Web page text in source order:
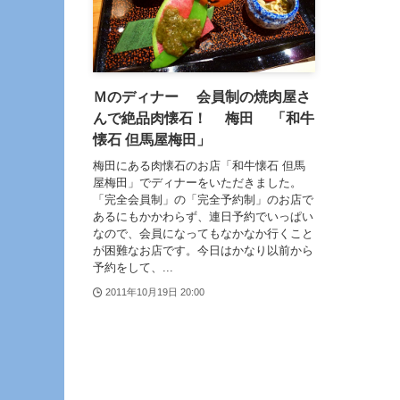
Ｍのディナー 会員制の焼肉屋さ
んで絶品肉懐石！ 梅田 「和牛
懐石 但馬屋梅田」
梅田にある肉懐石のお店「和牛懐石 但馬
屋梅田」でディナーをいただきました。
「完全会員制」の「完全予約制」のお店で
あるにもかかわらず、連日予約でいっぱい
なので、会員になってもなかなか行くこと
が困難なお店です。今日はかなり以前から
予約をして、...
2011年10月19日 20:00